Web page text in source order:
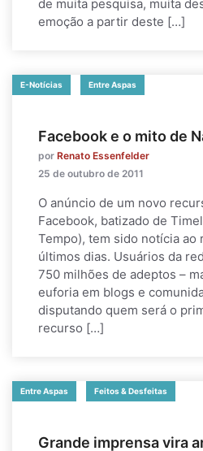
de muita pesquisa, muita
emoção a partir deste […]
E-Notícias Entre Aspas
Facebook e o mito de
por Renato Essenfelder
25 de outubro de 2011
O anúncio de um novo
Facebook, batizado de
Tempo), tem sido notícia ao
últimos dias. Usuários da
750 milhões de adeptos –
euforia em blogs e
disputando quem será o
recurso […]
Entre Aspas Feitos & Desfeitas
Grande imprensa vira